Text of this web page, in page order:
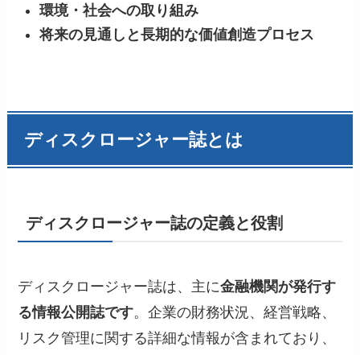
環境・社会への取り組み
将来の見通しと長期的な価値創造プロセス
ディスクロージャー誌とは
ディスクロージャー誌の定義と役割
ディスクロージャー誌は、主に金融機関が発行す
る情報公開誌です。企業の財務状況、経営戦略、
リスク管理に関する詳細な情報が含まれており、